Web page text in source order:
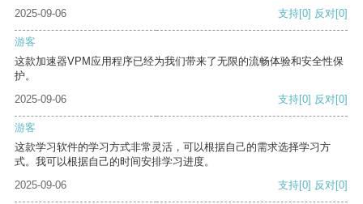
2025-09-06 支持[0] 反对[0]
游客
这款加速器VPM应用程序已经为我们带来了无限的流畅体验和安全性保
护。
2025-09-06
支持[0] 反对[0]
游客
这款学习软件的学习方式非常灵活，可以根据自己的需求选择学习方
式。我可以根据自己的时间安排学习进度。
2025-09-06
支持[0] 反对[0]